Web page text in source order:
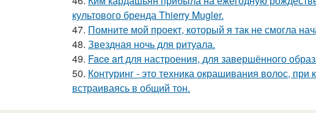
культового бренда Thierry Mugler.
47. Помните мой проект, который я так не смогла
48. Звездная ночь для ритуала.
49. Face art для настроения, для завершённого
50. Контуринг - это техника окрашивания волос,
встраиваясь в общий тон.